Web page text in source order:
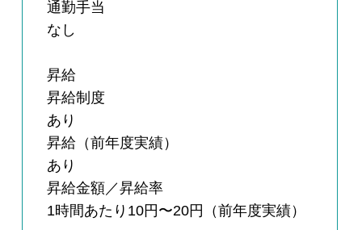
通勤手当
なし
昇給
昇給制度
あり
昇給（前年度実績）
あり
昇給金額／昇給率
1時間あたり10円〜20円（前年度実績）